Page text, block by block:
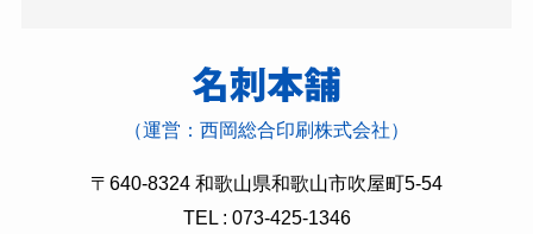
（運営：西岡総合印刷株式会社）
〒640-8324 和歌山県和歌山市吹屋町5-54
TEL : 073-425-1346